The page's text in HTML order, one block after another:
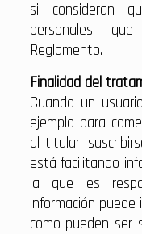
si consideran
personales
Reglamento.
Finalidad del
Cuando un
ejemplo para
al titular,
está facilitando
la que es
información
como pueden ser